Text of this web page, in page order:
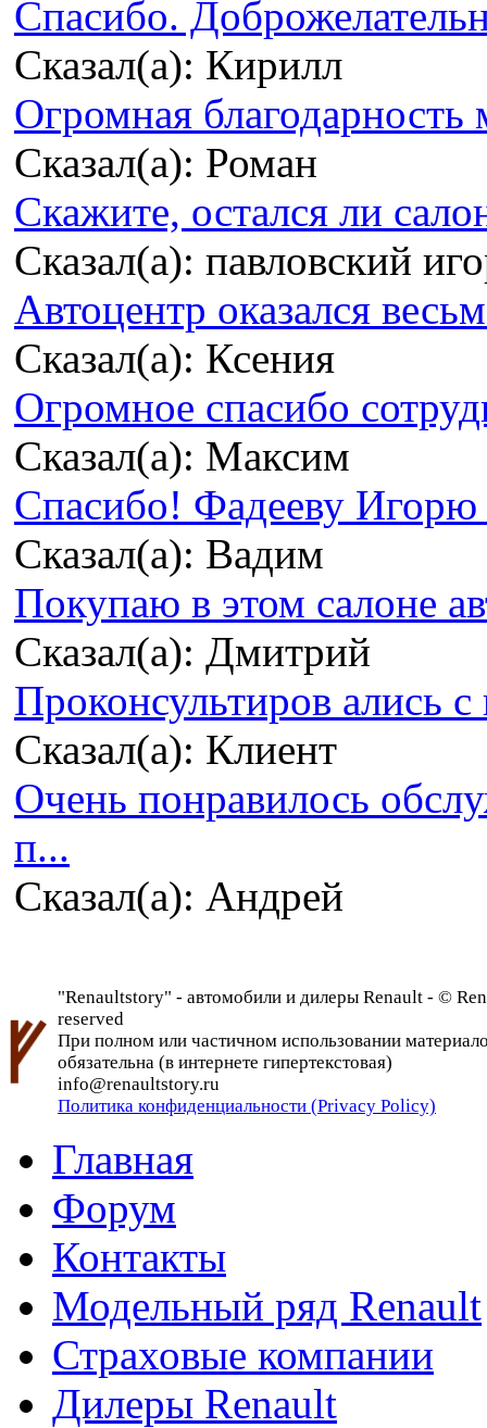
Спасибо.
Сказал(а): Кирилл
Огромная благодарность
Сказал(а): Роман
Скажите, остался ли
Сказал(а): павловский
Автоцентр оказался
Сказал(а): Ксения
Огромное спасибо
Сказал(а): Максим
Спасибо! Фадееву Игорю
Сказал(а): Вадим
Покупаю в этом салоне
Сказал(а): Дмитрий
Проконсультиров ались
Сказал(а): Клиент
Очень понравилось
п...
Сказал(а): Андрей
"Renaultstory" - автомобили и дилеры Renault - ©
reserved
При полном или частичном использовании
обязательна (в интернете гипертекстовая)
info@renaultstory.ru
Политика конфиденциальности (Privacy Policy)
Главная
Форум
Контакты
Модельный ряд Renault
Страховые компании
Дилеры Renault